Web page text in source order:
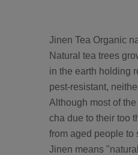
Jinen Tea Organic
Natural tea trees
in the earth holding
pest-resistant,
Although most of
cha due to their too
from aged people to
Jinen means